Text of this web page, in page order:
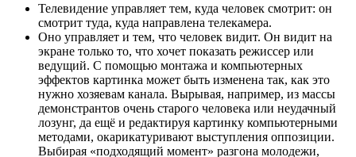
Телевидение управляет тем, куда человек смотрит: он
смотрит туда, куда направлена телекамера.
Оно управляет и тем, что человек видит. Он видит на
экране только то, что хочет показать режиссер или
ведущий. С помощью монтажа и компьютерных
эффектов картинка может быть изменена так, как это
нужно хозяевам канала. Вырывая, например, из массы
демонстрантов очень старого человека или неудачный
лозунг, да ещё и редактируя картинку компьютерными
методами, окарикатуривают выступления оппозиции.
Выбирая «подходящий момент» разгона молодежи,